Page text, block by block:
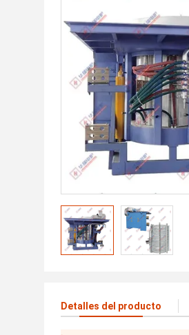
Detalles del producto